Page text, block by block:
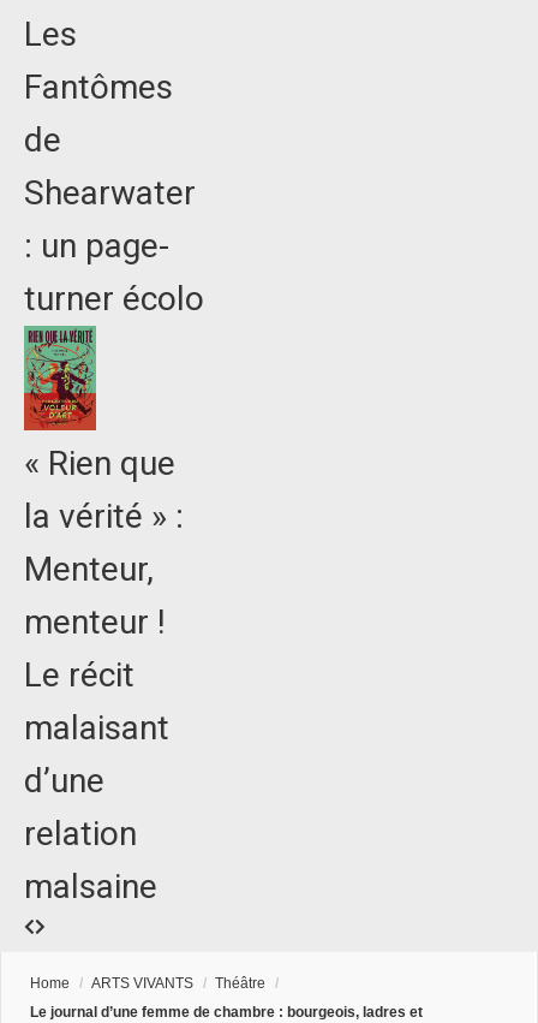
Les
Fantômes
de
Shearwater
: un page-
turner écolo
« Rien que
la vérité » :
Menteur,
menteur !
Le récit
malaisant
d’une
relation
malsaine
Home / ARTS VIVANTS / Théâtre
/
Le journal d’une femme de chambre : bourgeois, ladres et